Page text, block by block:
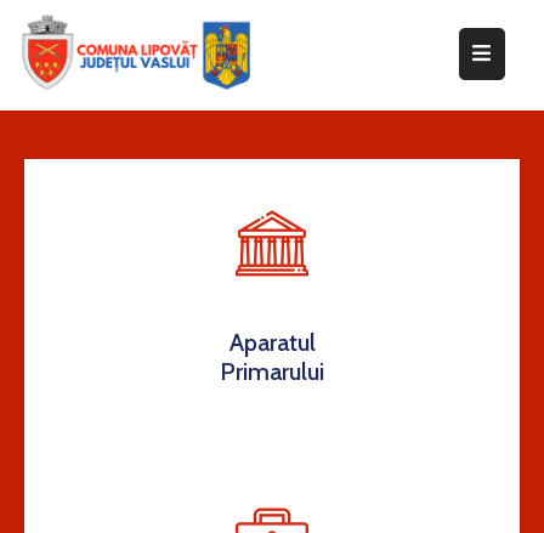
Despre
Aparatul
Primarului